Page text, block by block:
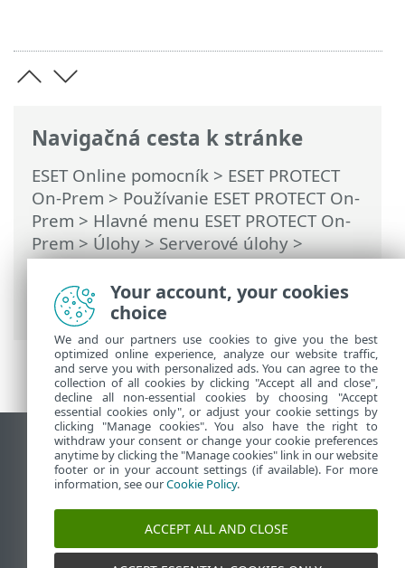
Navigačná cesta k stránke
ESET Online pomocník > ESET PROTECT
On-Prem > Používanie ESET PROTECT On-
Prem > Hlavné menu ESET PROTECT On-
Prem>Úlohy>Serverové úlohy>
Synchronizácia statickej skupiny>
Synchronizácia statickej skupiny –
Linuxové počítače
Zobraziť stránku ako na počítači
End of Life
Databáza znalostí ESET
ESET Fórum
ESET Status Portal
Your account, your cookies
choice
We and our partners use cookies to give you the best
optimized online experience, analyze our website traffic,
and serve you with personalized ads. You can agree to the
collection of all cookies by clicking "Accept all and close",
decline all non-essential cookies by choosing "Accept
essential cookies only", or adjust your cookie settings by
clicking "Manage cookies". You also have the right to
withdraw your consent or change your cookie preferences
anytime by clicking the "Manage cookies" link in our website
footer or in your account settings (if available). For more
information, see ourCookie Policy.
ACCEPT ALL AND CLOSE